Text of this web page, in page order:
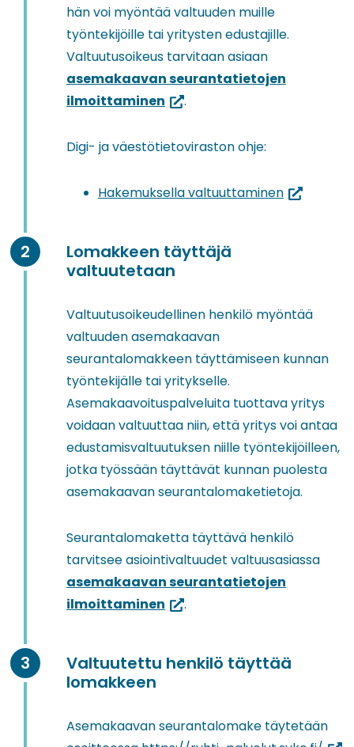
palveluun)
hän voi myöntää valtuuden muille
työntekijöille tai yritysten edustajille.
Valtuutusoikeus tarvitaan asiaan
asemakaavan seurantatietojen
ilmoittaminen (siirryt
palveluun)
.
Digi- ja väestötietoviraston ohje:
Hakemuksella valtuuttaminen(siirryt
Lomakkeen täyttäjä
valtuutetaan
Valtuutusoikeudellinen henkilö myöntää
valtuuden asemakaavan
seurantalomakkeen täyttämiseen kunnan
työntekijälle tai yritykselle.
Asemakaavoituspalveluita tuottava yritys
voidaan valtuuttaa niin, että yritys voi antaa
edustamisvaltuutuksen niille työntekijöilleen,
jotka työssään täyttävät kunnan puolesta
asemakaavan seurantalomaketietoja.
Seurantalomaketta täyttävä henkilö
tarvitsee asiointivaltuudet valtuusasiassa
asemakaavan seurantatietojen
ilmoittaminen (siirryt
.
Valtuutettu henkilö täyttää
lomakkeen
Asemakaavan seurantalomake täytetään